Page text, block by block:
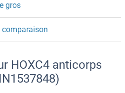
gros
comparaison
HOXC4 anticorps